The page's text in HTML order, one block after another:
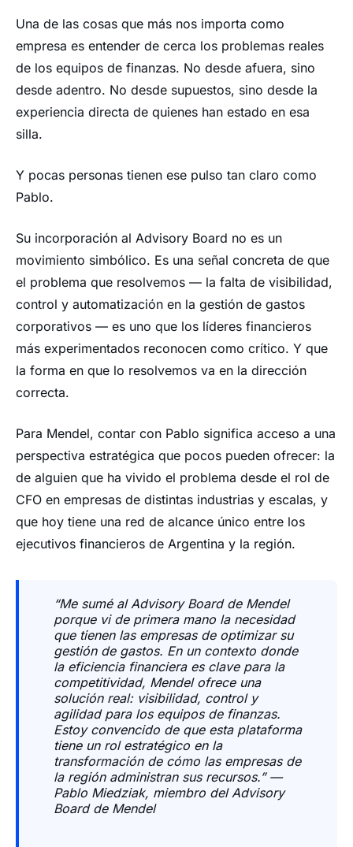
Una de las cosas que más nos importa como
empresa es entender de cerca los problemas reales
de los equipos de finanzas. No desde afuera, sino
desde adentro. No desde supuestos, sino desde la
experiencia directa de quienes han estado en esa
silla.
Y pocas personas tienen ese pulso tan claro como
Pablo.
Su incorporación al Advisory Board no es un
movimiento simbólico. Es una señal concreta de que
el problema que resolvemos — la falta de visibilidad,
control y automatización en la gestión de gastos
corporativos — es uno que los líderes financieros
más experimentados reconocen como crítico. Y que
la forma en que lo resolvemos va en la dirección
correcta.
Para Mendel, contar con Pablo significa acceso a una
perspectiva estratégica que pocos pueden ofrecer: la
de alguien que ha vivido el problema desde el rol de
CFO en empresas de distintas industrias y escalas, y
que hoy tiene una red de alcance único entre los
ejecutivos financieros de Argentina y la región.
“Me sumé al Advisory Board de Mendel
porque vi de primera mano la necesidad
que tienen las empresas de optimizar su
gestión de gastos. En un contexto donde
la eficiencia financiera es clave para la
competitividad, Mendel ofrece una
solución real: visibilidad, control y
agilidad para los equipos de finanzas.
Estoy convencido de que esta plataforma
tiene un rol estratégico en la
transformación de cómo las empresas de
la región administran sus recursos.”—
Pablo Miedziak, miembro del Advisory
Board de Mendel